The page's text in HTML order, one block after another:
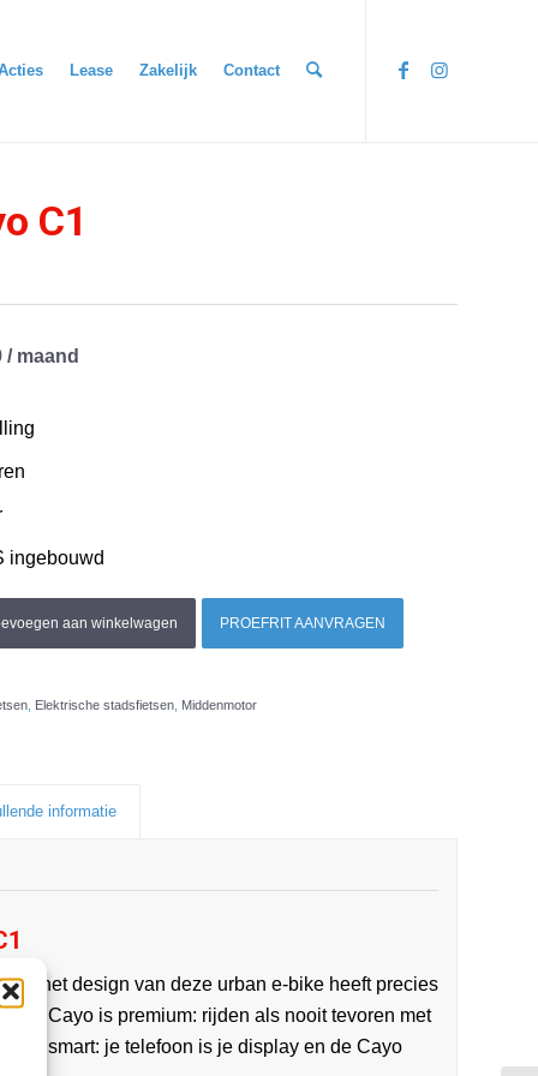
Lease Zakelijk Contact
C1
/ maand
ingebouwd
aan winkelwagen PROEFRIT AANVRAGEN
Elektrische stadsfietsen Middenmotor
informatie
het design van deze urban e-bike heeft precies
De Cayo is premium: rijden als nooit tevoren met
is smart: je telefoon is je display en de Cayo